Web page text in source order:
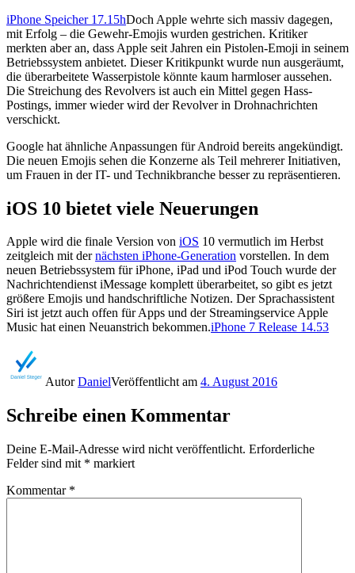
iPhone Speicher 17.15hDoch Apple wehrte sich massiv dagegen,
mit Erfolg – die Gewehr-Emojis wurden gestrichen. Kritiker
merkten aber an, dass Apple seit Jahren ein Pistolen-Emoji in seinem
Betriebssystem anbietet. Dieser Kritikpunkt wurde nun ausgeräumt,
die überarbeitete Wasserpistole könnte kaum harmloser aussehen.
Die Streichung des Revolvers ist auch ein Mittel gegen Hass-
Postings, immer wieder wird der Revolver in Drohnachrichten
verschickt.
Google hat ähnliche Anpassungen für Android bereits angekündigt.
Die neuen Emojis sehen die Konzerne als Teil mehrerer Initiativen,
um Frauen in der IT- und Technikbranche besser zu repräsentieren.
iOS 10 bietet viele Neuerungen
Apple wird die finale Version von iOS 10 vermutlich im Herbst
zeitgleich mit dernächsten iPhone-Generation vorstellen. In dem
neuen Betriebssystem für iPhone, iPad und iPod Touch wurde der
Nachrichtendienst iMessage komplett überarbeitet, so gibt es jetzt
größere Emojis und handschriftliche Notizen. Der Sprachassistent
Siri ist jetzt auch offen für Apps und der Streamingservice Apple
Music hat einen Neuanstrich bekommen.iPhone 7 Release 14.53
AutorDanielVeröffentlicht am 4. August 2016
Schreibe einen Kommentar
Deine E-Mail-Adresse wird nicht veröffentlicht. Erforderliche
Felder sind mit * markiert
Kommentar *